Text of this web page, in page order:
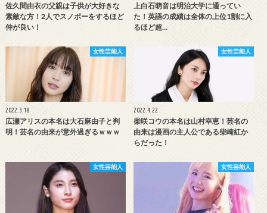
佐久間由衣の父親は子供が大好きな
素敵な方！2人でスノボーをするほど
仲が良い！
上白石萌音は明治大学に通ってい
た！英語の成績は全体の上位1割に入
るほど超…
女性芸能人
2022.3.18
広瀬アリスの本名は大石麻由子と判
明！芸名の由来が意外過ぎるｗｗｗ
女性芸能人
2022.4.22
柴咲コウの本名は山村幸恵！芸名の
由来は漫画の主人公である柴崎紅か
らだった！
女性芸能人 女性芸能人